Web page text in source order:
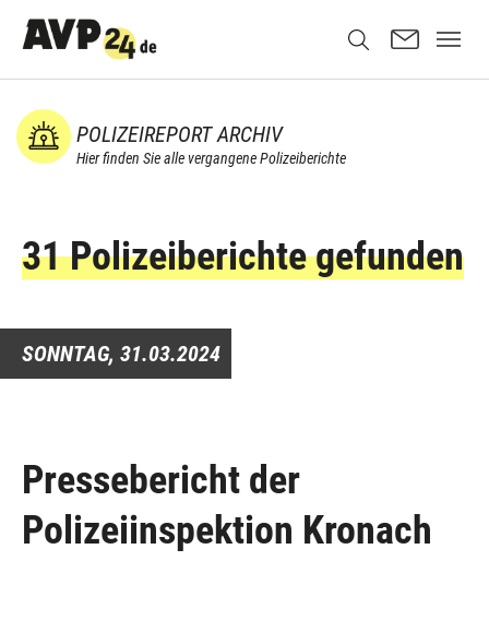
POLIZEIREPORT ARCHIV
Hier finden Sie alle vergangene Polizeiberichte
31 Polizeiberichte gefunden
SONNTAG, 31.03.2024
Pressebericht der
Polizeiinspektion Kronach